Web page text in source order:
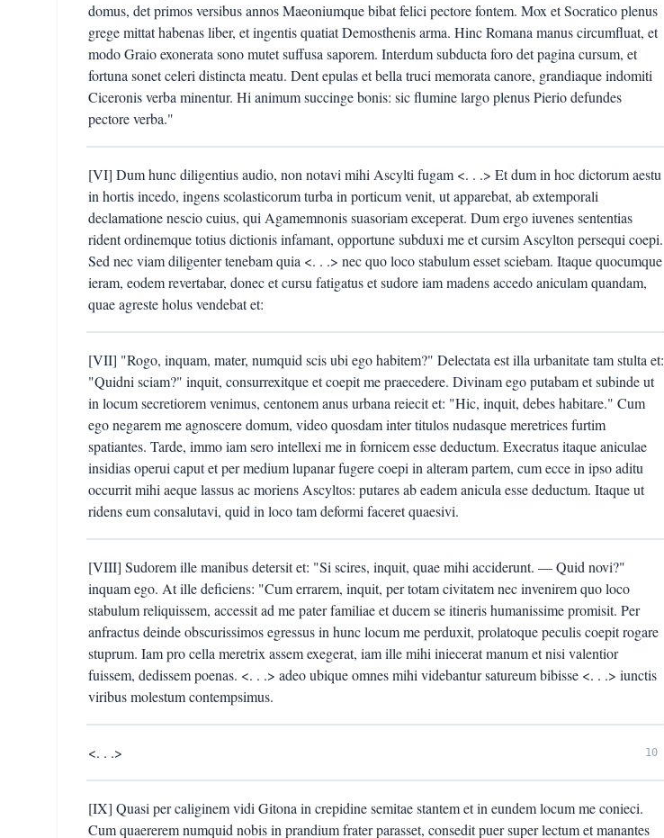
domus, det primos versibus annos Maeoniumque bibat felici pectore fontem. Mox et Socratico plenus
grege mittat habenas liber, et ingentis quatiat Demosthenis arma. Hinc Romana manus circumfluat, et
modo Graio exonerata sono mutet suffusa saporem. Interdum subducta foro det pagina cursum, et
fortuna sonet celeri distincta meatu. Dent epulas et bella truci memorata canore, grandiaque indomiti
Ciceronis verba minentur. Hi animum succinge bonis: sic flumine largo plenus Pierio defundes
pectore verba."
[VI] Dum hunc diligentius audio, non notavi mihi Ascylti fugam <. . .> Et dum in hoc dictorum aestu
in hortis incedo, ingens scolasticorum turba in porticum venit, ut apparebat, ab extemporali
declamatione nescio cuius, qui Agamemnonis suasoriam exceperat. Dum ergo iuvenes sententias
rident ordinemque totius dictionis infamant, opportune subduxi me et cursim Ascylton persequi coepi.
Sed nec viam diligenter tenebam quia <. . .> nec quo loco stabulum esset sciebam. Itaque quocumque
ieram, eodem revertabar, donec et cursu fatigatus et sudore iam madens accedo aniculam quandam,
quae agreste holus vendebat et:
[VII] "Rogo, inquam, mater, numquid scis ubi ego habitem?" Delectata est illa urbanitate tam stulta et:
"Quidni sciam?" inquit, consurrexitque et coepit me praecedere. Divinam ego putabam et subinde ut
in locum secretiorem venimus, centonem anus urbana reiecit et: "Hic, inquit, debes habitare." Cum
ego negarem me agnoscere domum, video quosdam inter titulos nudasque meretrices furtim
spatiantes. Tarde, immo iam sero intellexi me in fornicem esse deductum. Execratus itaque aniculae
insidias operui caput et per medium lupanar fugere coepi in alteram partem, cum ecce in ipso aditu
occurrit mihi aeque lassus ac moriens Ascyltos: putares ab eadem anicula esse deductum. Itaque ut
ridens eum consalutavi, quid in loco tam deformi faceret quaesivi.
[VIII] Sudorem ille manibus detersit et: "Si scires, inquit, quae mihi acciderunt. — Quid novi?"
inquam ego. At ille deficiens: "Cum errarem, inquit, per totam civitatem nec invenirem quo loco
stabulum reliquissem, accessit ad me pater familiae et ducem se itineris humanissime promisit. Per
anfractus deinde obscurissimos egressus in hunc locum me perduxit, prolatoque peculis coepit rogare
stuprum. Iam pro cella meretrix assem exegerat, iam ille mihi iniecerat manum et nisi valentior
fuissem, dedissem poenas. <. . .> adeo ubique omnes mihi videbantur satureum bibisse <. . .> iunctis
viribus molestum contempsimus.
<. . .> 10
[IX] Quasi per caliginem vidi Gitona in crepidine semitae stantem et in eundem locum me conieci.
Cum quaererem numquid nobis in prandium frater parasset, consedit puer super lectum et manantes